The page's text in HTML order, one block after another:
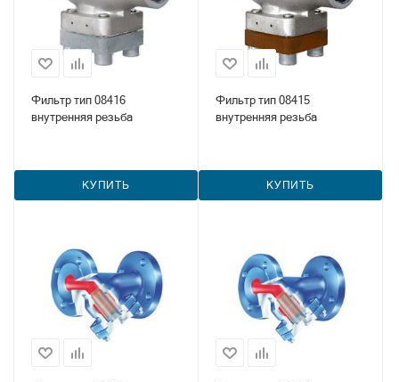
Фильтр тип 08416
внутренняя резьба
КУПИТЬ
Фильтр тип 08415
внутренняя резьба
КУПИТЬ